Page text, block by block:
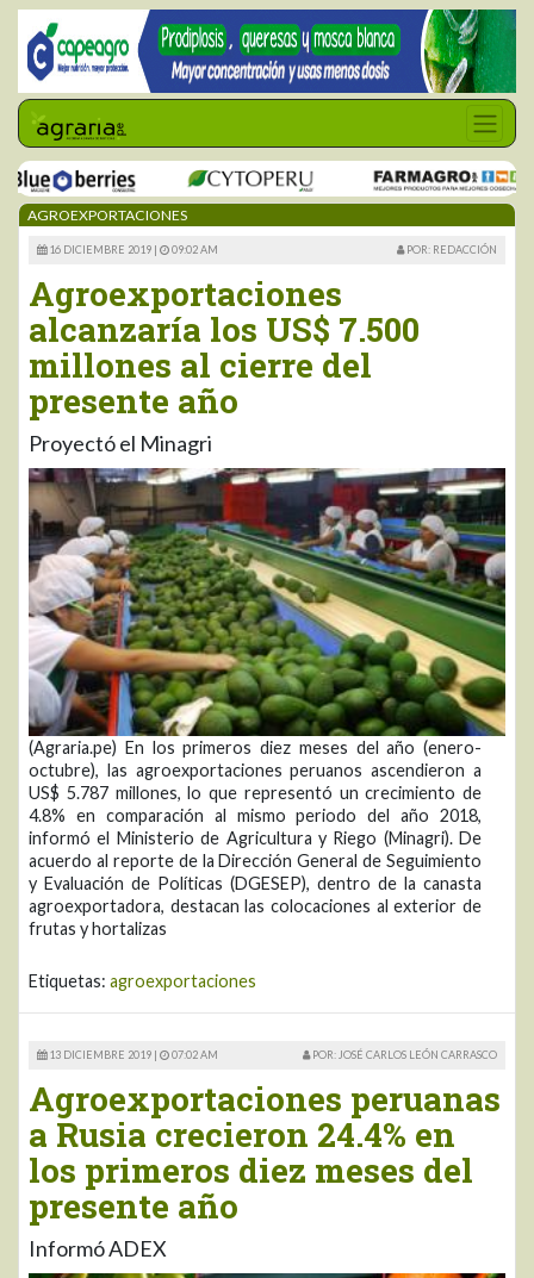
AGROEXPORTACIONES
16 DICIEMBRE 2019 | 09:02 AM POR: REDACCIÓN
Agroexportaciones
alcanzaría los US$ 7.500
millones al cierre del
presente año
Proyectó el Minagri
(Agraria.pe) En los primeros diez meses del año (enero-
octubre), las agroexportaciones peruanos ascendieron a
US$ 5.787 millones, lo que representó un crecimiento de
4.8% en comparación al mismo periodo del año 2018,
informó el Ministerio de Agricultura y Riego (Minagri). De
acuerdo al reporte de la Dirección General de Seguimiento
y Evaluación de Políticas (DGESEP), dentro de la canasta
agroexportadora, destacan las colocaciones al exterior de
frutas y hortalizas
Etiquetas: agroexportaciones
13 DICIEMBRE 2019 | 07:02 AM POR: JOSÉ CARLOS LEÓN CARRASCO
Agroexportaciones peruanas
a Rusia crecieron 24.4% en
los primeros diez meses del
presente año
Informó ADEX